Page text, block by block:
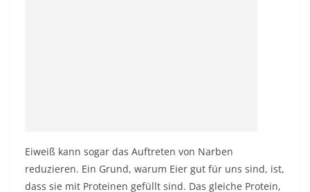
Eiweiß kann sogar das Auftreten von Narben
reduzieren. Ein Grund, warum Eier gut für uns sind, ist,
dass sie mit Proteinen gefüllt sind. Das gleiche Protein,